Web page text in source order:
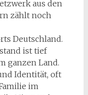
aus den
zählt noch
Deutschland.
ist tief
ganzen Land.
Identität, oft
im